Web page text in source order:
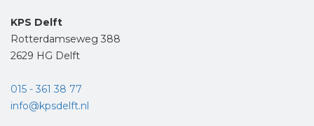
KPS Delft
Rotterdamseweg 388
2629 HG Delft
015 - 361 38 77
info@kpsdelft.nl